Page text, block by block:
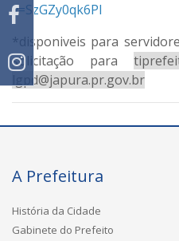
v=SzGZy0qk6PI
*disponiveis para
solicitação para
lgpd@japura.pr.gov.br
A Prefeitura
História da Cidade
Gabinete do Prefeito